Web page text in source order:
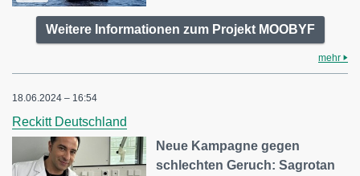
Weitere Informationen zum Projekt MOOBYF
mehr
18.06.2024 – 16:54
Reckitt Deutschland
Neue Kampagne gegen
schlechten Geruch: Sagrotan